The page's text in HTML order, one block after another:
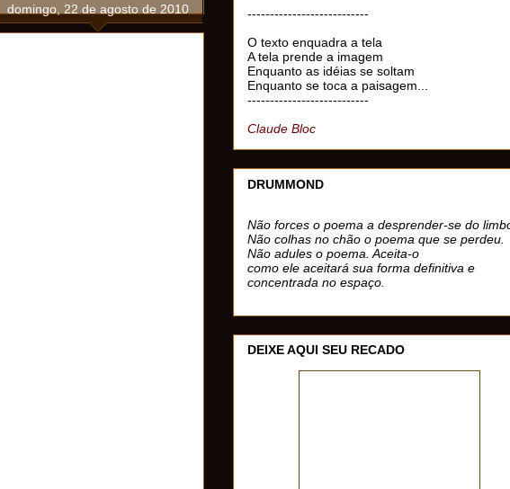
domingo, 22 de agosto de 2010
---------------------------
O texto enquadra a tela
A tela prende a imagem
Enquanto as idéias se soltam
Enquanto se toca a paisagem...
---------------------------
Claude Bloc
DRUMMOND
Não forces o poema a desprender-se do
Não colhas no chão o poema que se perdeu.
Não adules o poema. Aceita-o
como ele aceitará sua forma definitiva e
concentrada no espaço.
DEIXE AQUI SEU RECADO